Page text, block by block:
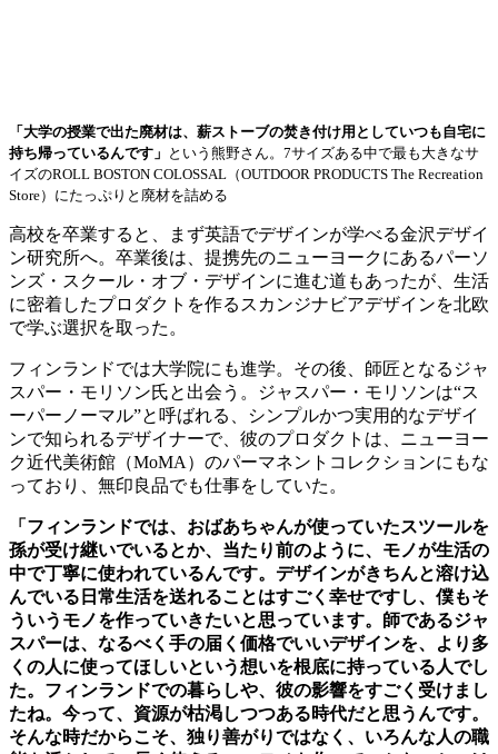
「大学の授業で出た廃材は、薪ストーブの焚き付け用としていつも自宅に
持ち帰っているんです」 という熊野さん。7サイズある中で最も大きなサ
イズのROLL BOSTON COLOSSAL（OUTDOOR PRODUCTS The Recreation
Store）にたっぷりと廃材を詰める
高校を卒業すると、まず英語でデザインが学べる金沢デザイ
ン研究所へ。卒業後は、提携先のニューヨークにあるパーソ
ンズ・スクール・オブ・デザインに進む道もあったが、生活
に密着したプロダクトを作るスカンジナビアデザインを北欧
で学ぶ選択を取った。
フィンランドでは大学院にも進学。その後、師匠となるジャ
スパー・モリソン氏と出会う。ジャスパー・モリソンは“ス
ーパーノーマル”と呼ばれる、シンプルかつ実用的なデザイ
ンで知られるデザイナーで、彼のプロダクトは、ニューヨー
ク近代美術館（MoMA）のパーマネントコレクションにもな
っており、無印良品でも仕事をしていた。
「フィンランドでは、おばあちゃんが使っていたスツールを
孫が受け継いでいるとか、当たり前のように、モノが生活の
中で丁寧に使われているんです。デザインがきちんと溶け込
んでいる日常生活を送れることはすごく幸せですし、僕もそ
ういうモノを作っていきたいと思っています。師であるジャ
スパーは、なるべく手の届く価格でいいデザインを、より多
くの人に使ってほしいという想いを根底に持っている人でし
た。フィンランドでの暮らしや、彼の影響をすごく受けまし
たね。今って、資源が枯渇しつつある時代だと思うんです。
そんな時だからこそ、独り善がりではなく、いろんな人の職